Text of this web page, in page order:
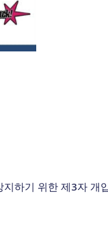
하기 위한 제3자 개